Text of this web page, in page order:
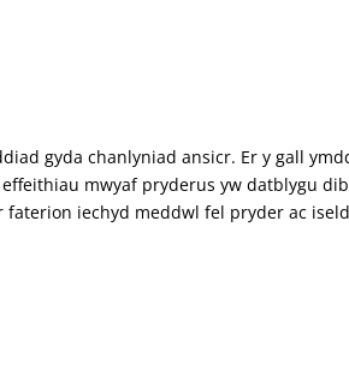
gyda chanlyniad ansicr. Er y gall
mwyaf pryderus yw datblygu
iechyd meddwl fel pryder ac